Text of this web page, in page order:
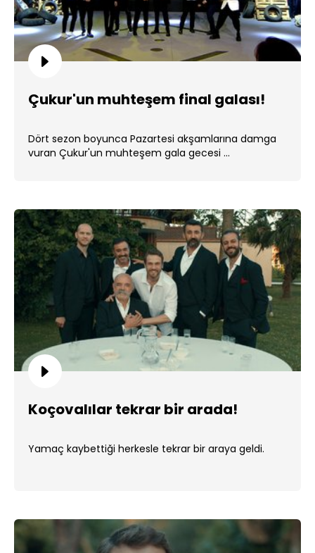
Çukur'un muhteşem final galası!
Dört sezon boyunca Pazartesi akşamlarına damga
vuran Çukur'un muhteşem gala gecesi ...
Koçovalılar tekrar bir arada!
Yamaç kaybettiği herkesle tekrar bir araya geldi.